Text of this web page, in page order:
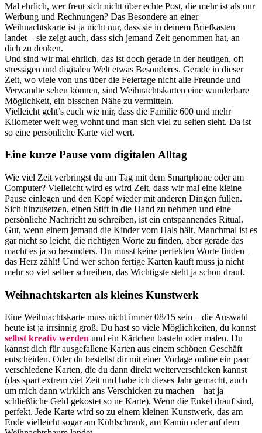
Mal ehrlich, wer freut sich nicht über echte Post, die mehr ist als nur
Werbung und Rechnungen? Das Besondere an einer
Weihnachtskarte ist ja nicht nur, dass sie in deinem Briefkasten
landet – sie zeigt auch, dass sich jemand Zeit genommen hat, an
dich zu denken.
Und sind wir mal ehrlich, das ist doch gerade in der heutigen, oft
stressigen und digitalen Welt etwas Besonderes. Gerade in dieser
Zeit, wo viele von uns über die Feiertage nicht alle Freunde und
Verwandte sehen können, sind Weihnachtskarten eine wunderbare
Möglichkeit, ein bisschen Nähe zu vermitteln.
Vielleicht geht’s euch wie mir, dass die Familie 600 und mehr
Kilometer weit weg wohnt und man sich viel zu selten sieht. Da ist
so eine persönliche Karte viel wert.
Eine kurze Pause vom digitalen Alltag
Wie viel Zeit verbringst du am Tag mit dem Smartphone oder am
Computer? Vielleicht wird es wird Zeit, dass wir mal eine kleine
Pause einlegen und den Kopf wieder mit anderen Dingen füllen.
Sich hinzusetzen, einen Stift in die Hand zu nehmen und eine
persönliche Nachricht zu schreiben, ist ein entspannendes Ritual.
Gut, wenn einem jemand die Kinder vom Hals hält. Manchmal ist es
gar nicht so leicht, die richtigen Worte zu finden, aber gerade das
macht es ja so besonders. Du musst keine perfekten Worte finden –
das Herz zählt! Und wer schon fertige Karten kauft muss ja nicht
mehr so viel selber schreiben, das Wichtigste steht ja schon drauf.
Weihnachtskarten als kleines Kunstwerk
Eine Weihnachtskarte muss nicht immer 08/15 sein – die Auswahl
heute ist ja irrsinnig groß. Du hast so viele Möglichkeiten, du kannst
selbst kreativ werden und ein Kärtchen basteln oder malen. Du
kannst dich für ausgefallene Karten aus einem schönen Geschäft
entscheiden. Oder du bestellst dir mit einer Vorlage online ein paar
verschiedene Karten, die du dann direkt weiterverschicken kannst
(das spart extrem viel Zeit und habe ich dieses Jahr gemacht, auch
um mich dann wirklich ans Verschicken zu machen – hat ja
schließliche Geld gekostet so ne Karte). Wenn die Enkel drauf sind,
perfekt. Jede Karte wird so zu einem kleinen Kunstwerk, das am
Ende vielleicht sogar am Kühlschrank, am Kamin oder auf dem